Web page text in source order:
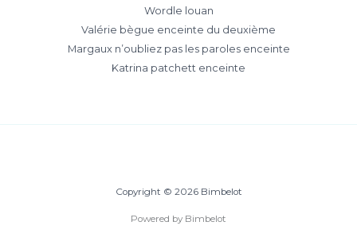
Wordle louan
Valérie bègue enceinte du deuxième
Margaux n’oubliez pas les paroles enceinte
Katrina patchett enceinte
Copyright © 2026 Bimbelot
Powered by Bimbelot